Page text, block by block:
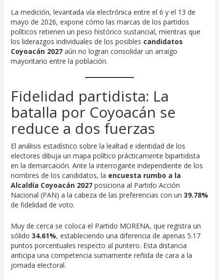
La medición, levantada vía electrónica entre el 6 y el 13 de
mayo de 2026, expone cómo las marcas de los partidos
políticos retienen un peso histórico sustancial, mientras que
los liderazgos individuales de los posibles candidatos
Coyoacán 2027aún no logran consolidar un arraigo
mayoritario entre la población.
Fidelidad partidista: La
batalla por Coyoacán se
reduce a dos fuerzas
El análisis estadístico sobre la lealtad e identidad de los
electores dibuja un mapa político prácticamente bipartidista
en la demarcación. Ante la interrogante independiente de los
nombres de los candidatos, la encuesta rumbo a la
Alcaldía Coyoacán 2027posiciona al Partido Acción
Nacional (PAN) a la cabeza de las preferencias con un 39.78%
de fidelidad de voto.
Muy de cerca se coloca el Partido MORENA, que registra un
sólido 34.61%, estableciendo una diferencia de apenas 5.17
puntos porcentuales respecto al puntero. Esta distancia
anticipa una competencia sumamente reñida de cara a la
jornada electoral.